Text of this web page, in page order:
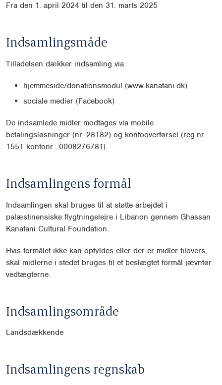
Fra den 1. april 2024 til den 31. marts 2025
Indsamlingsmåde
Tilladelsen dækker indsamling via
hjemmeside/donationsmodul (www.kanafani.dk)
sociale medier (Facebook)
De indsamlede midler modtages via mobile
betalingsløsninger (nr. 28182) og kontooverførsel (reg.nr.:
1551 kontonr.: 0008276781).
Indsamlingens formål
Indsamlingen skal bruges til at støtte arbejdet i
palæstinensiske flygtningelejre i Libanon gennem Ghassan
Kanafani Cultural Foundation.
Hvis formålet ikke kan opfyldes eller der er midler tilovers,
skal midlerne i stedet bruges til et beslægtet formål jævnfør
vedtægterne.
Indsamlingsområde
Landsdækkende
Indsamlingens regnskab